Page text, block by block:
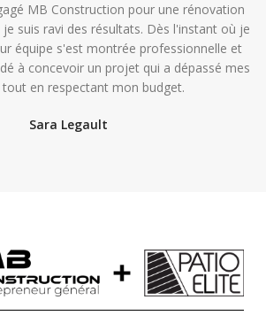
MB Construction pour une rénovation
suis ravi des résultats. Dès l'instant où je
équipe s'est montrée professionnelle et
à concevoir un projet qui a dépassé mes
en respectant mon budget.
Sara Legault